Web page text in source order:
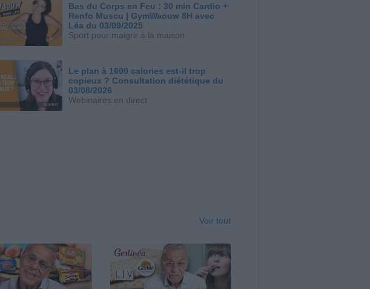
Bas du Corps en Feu : 30 min Cardio +
Renfo Muscu | GymWaouw 8H avec
Léa du 03/09/2025
Sport pour maigrir à la maison
Le plan à 1600 calories est-il trop
copieux ? Consultation diététique du
03/08/2026
Webinaires en direct
Voir tout